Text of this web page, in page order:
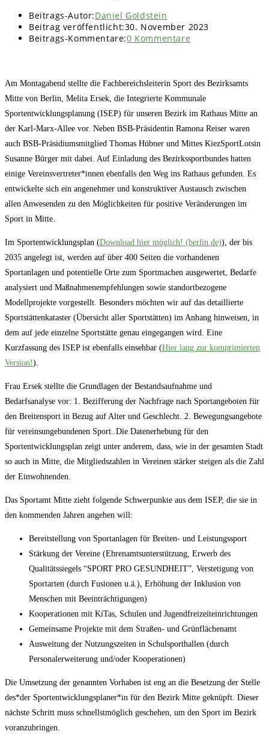
Beitrags-Autor:Daniel Goldstein
Beitrag veröffentlicht:30. November 2023
Beitrags-Kommentare:0 Kommentare
Am Montagabend stellte die Fachbereichsleiterin Sport des Bezirksamts
Mitte von Berlin, Melita Ersek, die Integrierte Kommunale
Sportentwicklungsplanung (ISEP) für unseren Bezirk im Rathaus Mitte an
der Karl-Marx-Allee vor. Neben BSB-Präsidentin Ramona Reiser waren
auch BSB-Präsidiumsmitglied Thomas Hübner und Mittes KiezSportLotsin
Susanne Bürger mit dabei. Auf Einladung des Bezirkssportbundes hatten
einige Vereinsvertreter*innen ebenfalls den Weg ins Rathaus gefunden. Es
entwickelte sich ein angenehmer und konstruktiver Austausch zwischen
allen Anwesenden zu den Möglichkeiten für positive Veränderungen im
Sport in Mitte.
Im Sportentwicklungsplan (Download hier möglich! (berlin.de)), der bis
2035 angelegt ist, werden auf über 400 Seiten die vorhandenen
Sportanlagen und potentielle Orte zum Sportmachen ausgewertet, Bedarfe
analysiert und Maßnahmenempfehlungen sowie standortbezogene
Modellprojekte vorgestellt. Besonders möchten wir auf das detaillierte
Sportstättenkataster (Übersicht aller Sportstätten) im Anhang hinweisen, in
dem auf jede einzelne Sportstätte genau eingegangen wird. Eine
Kurzfassung des ISEP ist ebenfalls einsehbar (Hier lang zur komprimierten
Version!).
Frau Ersek stellte die Grundlagen der Bestandsaufnahme und
Bedarfsanalyse vor: 1. Bezifferung der Nachfrage nach Sportangeboten für
den Breitensport in Bezug auf Alter und Geschlecht. 2. Bewegungsangebote
für vereinsungebundenen Sport. Die Datenerhebung für den
Sportentwicklungsplan zeigt unter anderem, dass, wie in der gesamten Stadt
so auch in Mitte, die Mitgliedszahlen in Vereinen stärker steigen als die Zahl
der Einwohnenden.
Das Sportamt Mitte zieht folgende Schwerpunkte aus dem ISEP, die sie in
den kommenden Jahren angehen will:
Bereitstellung von Sportanlagen für Breiten- und Leistungssport
Stärkung der Vereine (Ehrenamtsunterstützung, Erwerb des
Qualitätssiegels “SPORT PRO GESUNDHEIT”, Verstetigung von
Sportarten (durch Fusionen u.ä.), Erhöhung der Inklusion von
Menschen mit Beeinträchtigungen)
Kooperationen mit KiTas, Schulen und Jugendfreizeiteinrichtungen
Gemeinsame Projekte mit dem Straßen- und Grünflächenamt
Ausweitung der Nutzungszeiten in Schulsporthallen (durch
Personalerweiterung und/oder Kooperationen)
Die Umsetzung der genannten Vorhaben ist eng an die Besetzung der Stelle
des*der Sportentwicklungsplaner*in für den Bezirk Mitte geknüpft. Dieser
nächste Schritt muss schnellstmöglich geschehen, um den Sport im Bezirk
voranzubringen.